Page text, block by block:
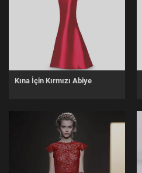
Kına İçin Kırmızı Abiye